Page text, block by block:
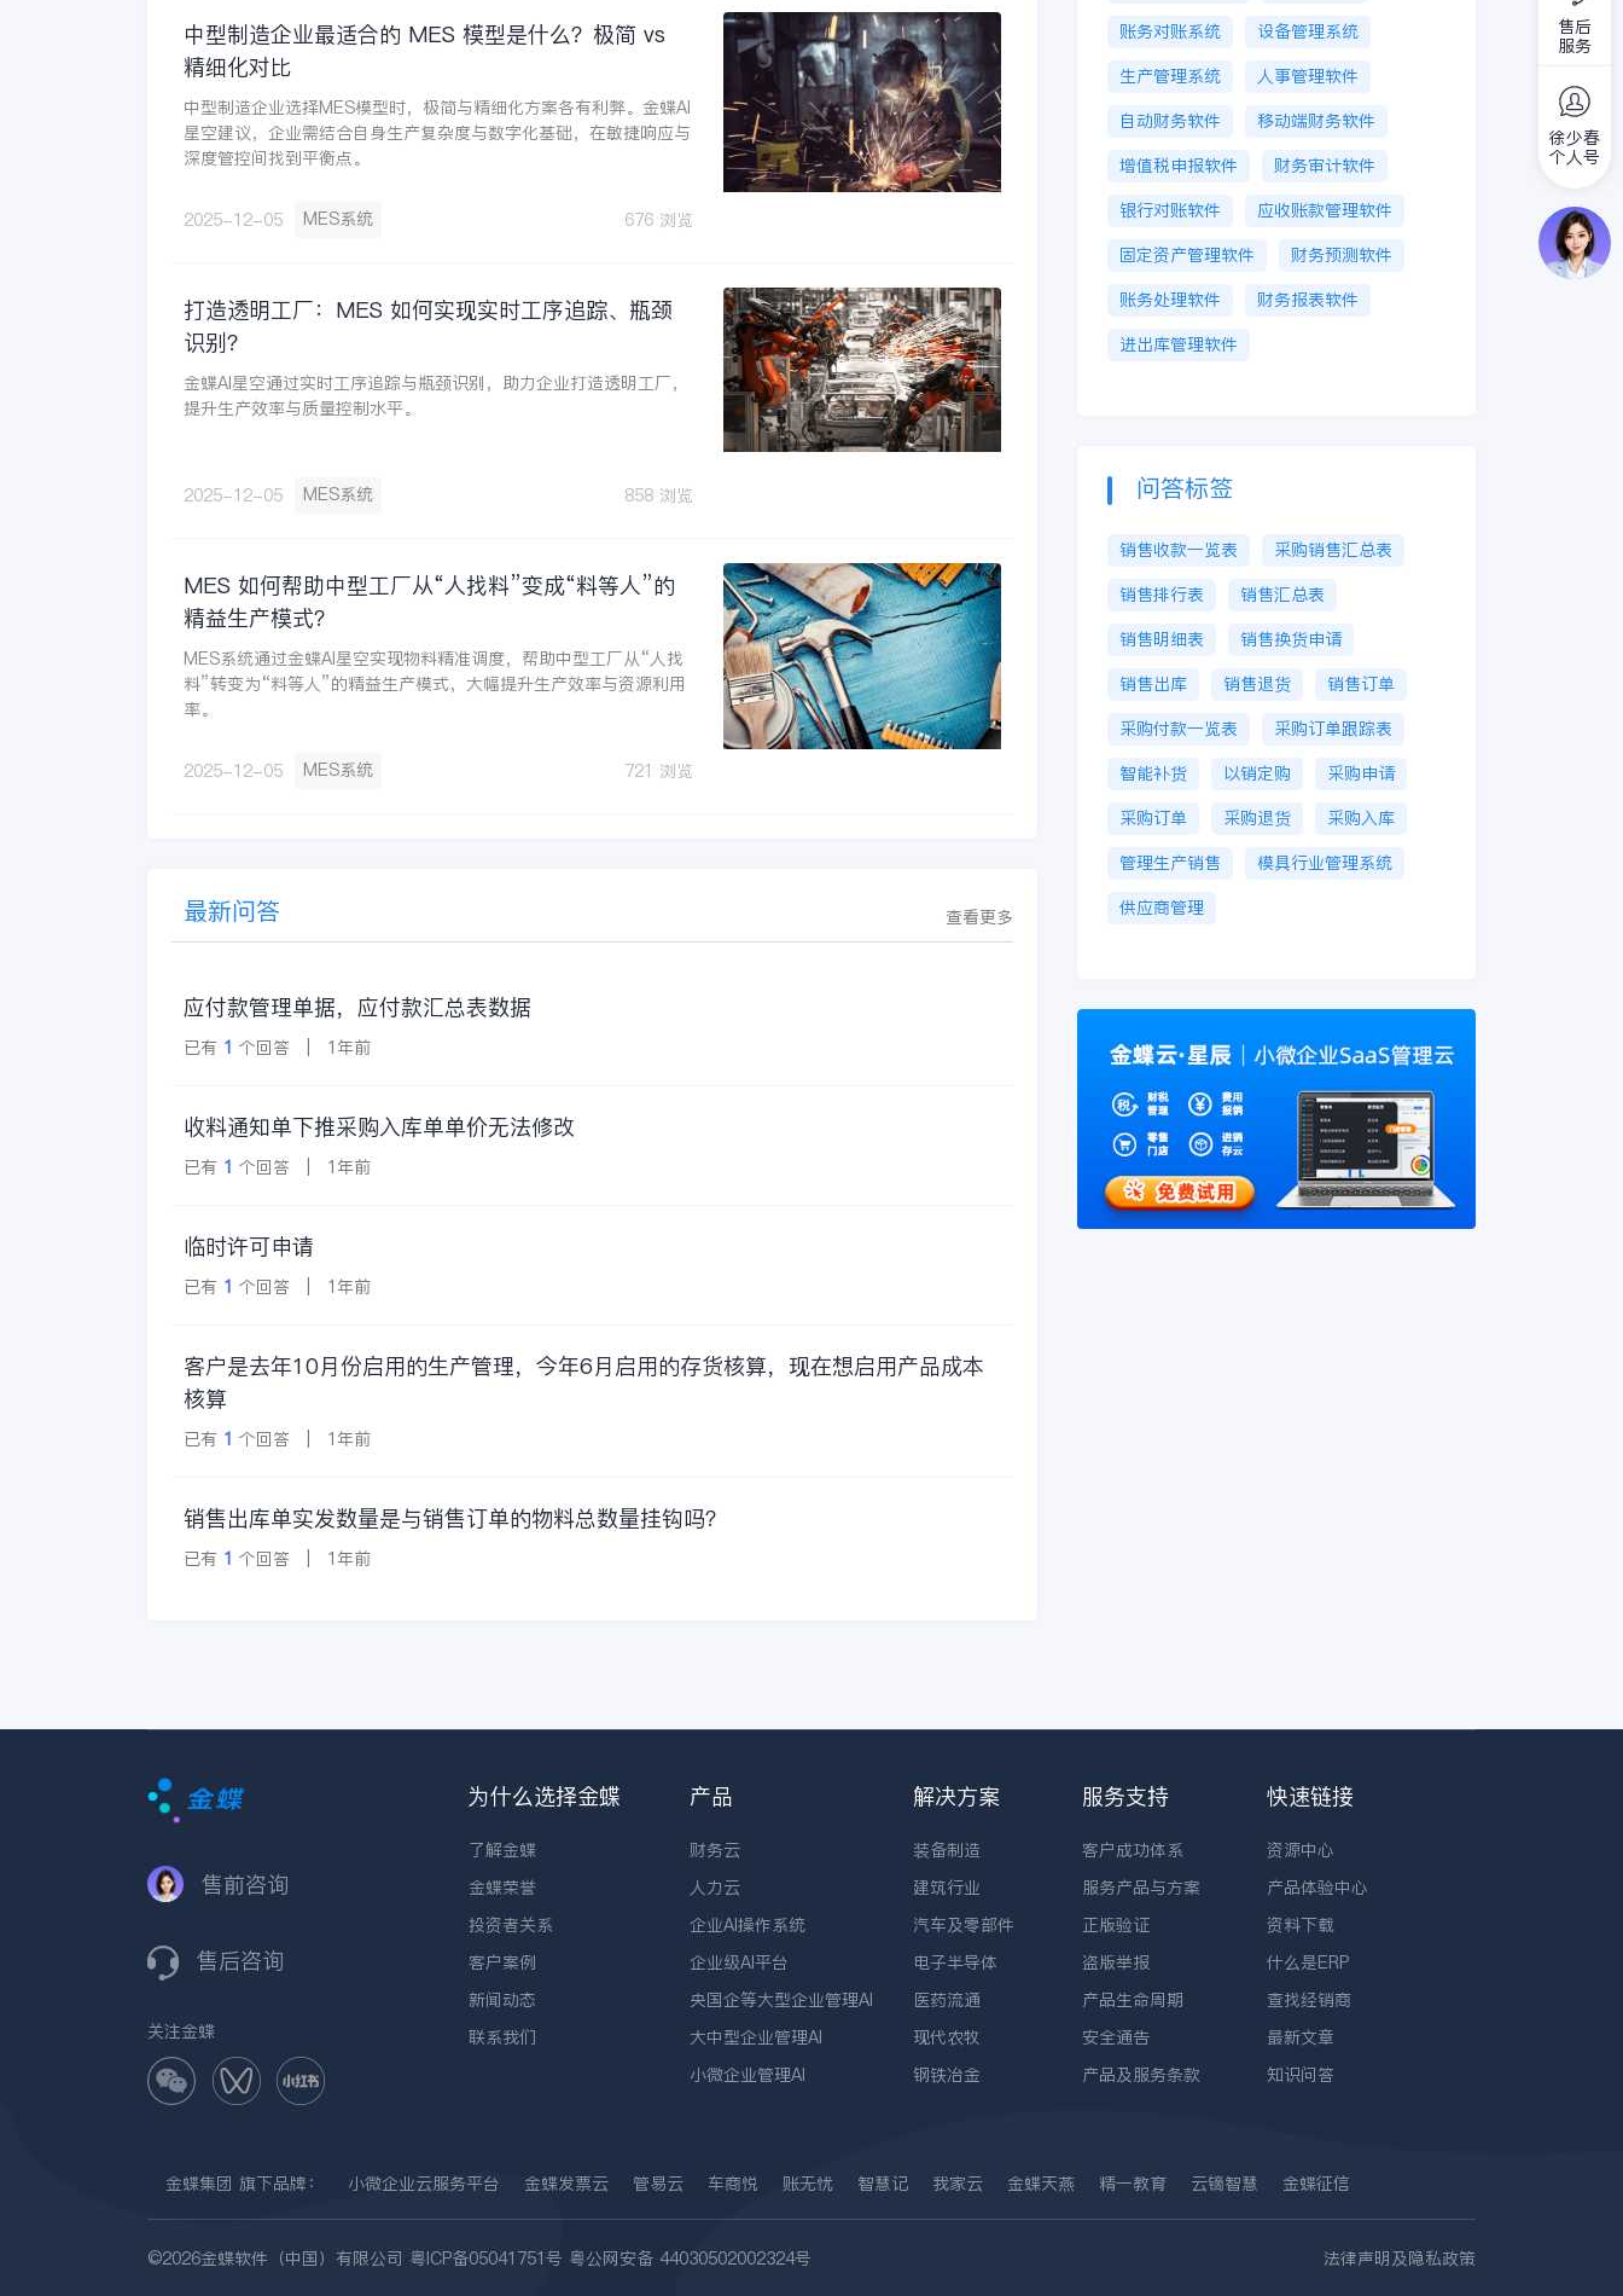
中型制造企业最适合的 MES 模型是什么？极简 vs
精细化对比
中型制造企业选择MES模型时，极简与精细化方案各有利弊。金蝶AI
星空建议，企业需结合自身生产复杂度与数字化基础，在敏捷响应与
深度管控间找到平衡点。
2025-12-05 MES系统 676 浏览
打造透明工厂：MES 如何实现实时工序追踪、瓶颈
识别？
金蝶AI星空通过实时工序追踪与瓶颈识别，助力企业打造透明工厂，
提升生产效率与质量控制水平。
2025-12-05 MES系统 858 浏览
MES 如何帮助中型工厂从“人找料”变成“料等人”的
精益生产模式？
MES系统通过金蝶AI星空实现物料精准调度，帮助中型工厂从“人找
料”转变为“料等人”的精益生产模式，大幅提升生产效率与资源利用
率。
2025-12-05 MES系统 721 浏览
最新问答 查看更多
应付款管理单据，应付款汇总表数据
已有 1 个回答 | 1年前
收料通知单下推采购入库单单价无法修改
已有 1 个回答 | 1年前
临时许可申请
已有 1 个回答 | 1年前
客户是去年10月份启用的生产管理，今年6月启用的存货核算，现在想启用产品成本
核算
已有 1 个回答 | 1年前
销售出库单实发数量是与销售订单的物料总数量挂钩吗？
已有 1 个回答 | 1年前
账务对账系统
设备管理系统
生产管理系统
人事管理软件
自动财务软件
移动端财务软件
增值税申报软件
财务审计软件
银行对账软件
应收账款管理软件
固定资产管理软件
财务预测软件
账务处理软件
财务报表软件
进出库管理软件
问答标签
销售收款一览表
采购销售汇总表
销售排行表
销售汇总表
销售明细表
销售换货申请
销售出库
销售退货
销售订单
采购付款一览表
采购订单跟踪表
智能补货
以销定购
采购申请
采购订单
采购退货
采购入库
管理生产销售
模具行业管理系统
供应商管理
售前咨询
售后咨询
关注金蝶
为什么选择金蝶
了解金蝶
金蝶荣誉
投资者关系
客户案例
新闻动态
联系我们
产品
财务云
人力云
企业AI操作系统
企业级AI平台
央国企等大型企业管理AI
大中型企业管理AI
小微企业管理AI
解决方案
装备制造
建筑行业
汽车及零部件
电子半导体
医药流通
现代农牧
钢铁冶金
服务支持
客户成功体系
服务产品与方案
正版验证
盗版举报
产品生命周期
安全通告
产品及服务条款
快速链接
资源中心
产品体验中心
资料下载
什么是ERP
查找经销商
最新文章
知识问答
金蝶集团 旗下品牌： 小微企业云服务平台 金蝶发票云 管易云 车商悦 账无忧 智慧记 我家云 金蝶天燕 精一教育 云镝智慧 金蝶征信
©2026金蝶软件（中国）有限公司 粤ICP备05041751号 粤公网安备 44030502002324号 法律声明及隐私政策
售后
服务
徐少春
个人号